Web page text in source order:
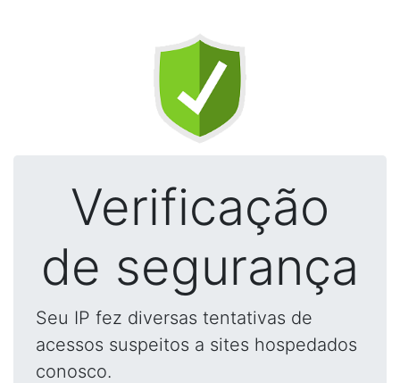
Verificação
de segurança
Seu IP fez diversas tentativas de
acessos suspeitos a sites hospedados
conosco.